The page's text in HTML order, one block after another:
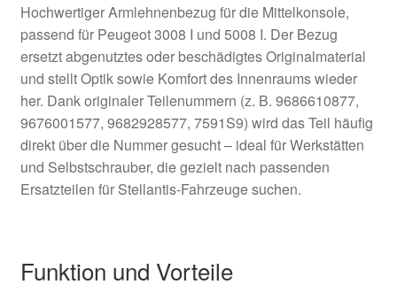
Hochwertiger Armlehnenbezug für die Mittelkonsole,
passend für Peugeot 3008 I und 5008 I. Der Bezug
ersetzt abgenutztes oder beschädigtes Originalmaterial
und stellt Optik sowie Komfort des Innenraums wieder
her. Dank originaler Teilenummern (z. B. 9686610877,
9676001577, 9682928577, 7591S9) wird das Teil häufig
direkt über die Nummer gesucht – ideal für Werkstätten
und Selbstschrauber, die gezielt nach passenden
Ersatzteilen für Stellantis-Fahrzeuge suchen.
Funktion und Vorteile